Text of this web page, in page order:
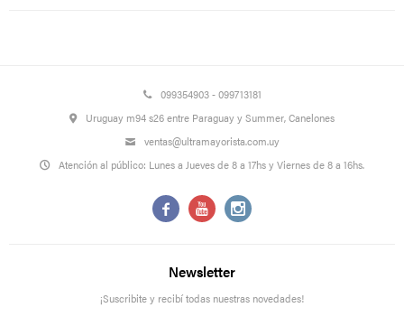
099354903 - 099713181
Uruguay m94 s26 entre Paraguay y Summer, Canelones
ventas@ultramayorista.com.uy
Atención al público: Lunes a Jueves de 8 a 17hs y Viernes de 8 a 16hs.
  
Newsletter
¡Suscribite y recibí todas nuestras novedades!